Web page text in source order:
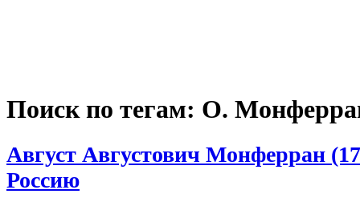
Поиск по тегам: О.
Август Августович Монферран
Россию